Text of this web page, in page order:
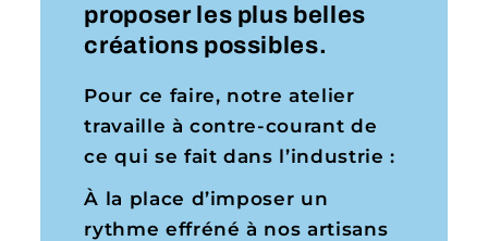
proposer les plus belles
créations possibles.
Pour ce faire, notre atelier
travaille à contre-courant de
ce qui se fait dans l’industrie :
À la place d’imposer un
rythme effréné à nos artisans